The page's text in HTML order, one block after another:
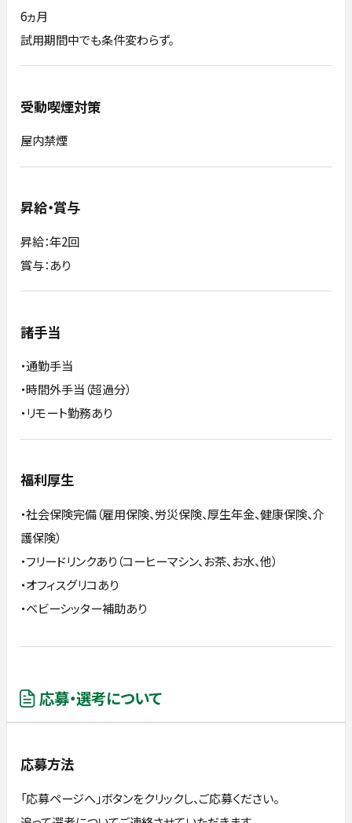
6ヵ月
試用期間中でも条件変わらず。
受動喫煙対策
屋内禁煙
昇給・賞与
昇給：年2回
賞与：あり
諸手当
・通勤手当
・時間外手当（超過分）
・リモート勤務あり
福利厚生
・社会保険完備（雇用保険、労災保険、厚生年金、健康保険、介
護保険）
・フリードリンクあり（コーヒーマシン、お茶、お水、他）
・オフィスグリコあり
・ベビーシッター補助あり
応募・選考について
応募方法
「応募ページへ」ボタンをクリックし、ご応募ください。